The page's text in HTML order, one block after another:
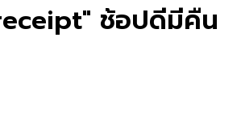
ช้อปดีมีคืน